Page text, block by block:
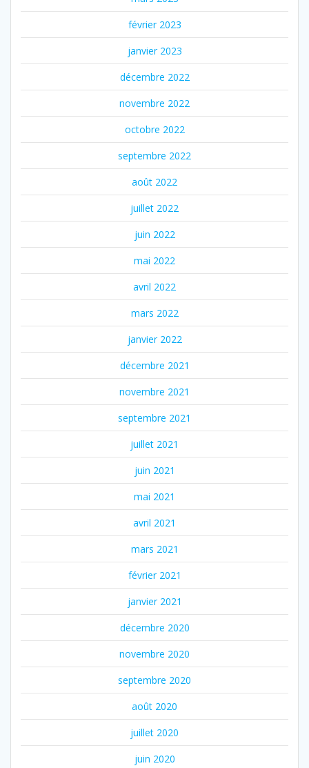
février 2023
janvier 2023
décembre 2022
novembre 2022
octobre 2022
septembre 2022
août 2022
juillet 2022
juin 2022
mai 2022
avril 2022
mars 2022
janvier 2022
décembre 2021
novembre 2021
septembre 2021
juillet 2021
juin 2021
mai 2021
avril 2021
mars 2021
février 2021
janvier 2021
décembre 2020
novembre 2020
septembre 2020
août 2020
juillet 2020
juin 2020